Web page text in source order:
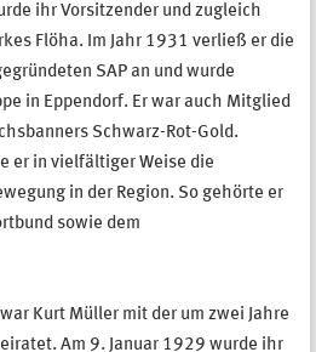
ihr Vorsitzender und zugleich
Flöha. Im Jahr 1931 verließ er die
SAP an und wurde
in Eppendorf. Er war auch Mitglied
Schwarz-Rot-Gold.
er in vielfältiger Weise die
in der Region. So gehörte er
sowie dem
Kurt Müller mit der um zwei Jahre
Am 9. Januar 1929 wurde ihr